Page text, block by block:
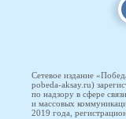
Сетевое издание
pobeda-aksay.ru)
по надзору в сфере
и массовых
2019 года,